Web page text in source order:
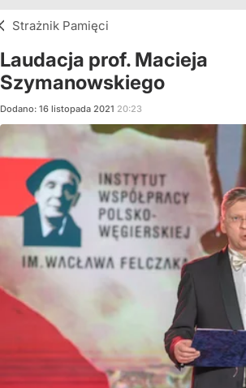
Strażnik Pamięci
Laudacja prof. Macieja
Szymanowskiego
Dodano: 16 listopada 2021 20:23